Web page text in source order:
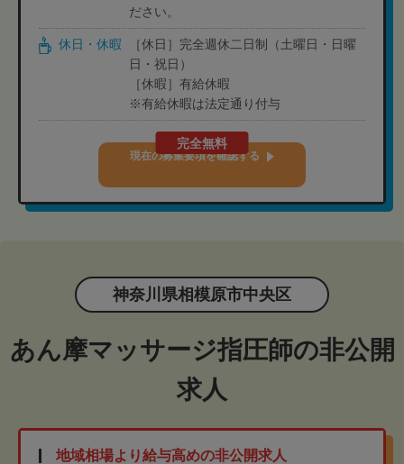
ださい。
休日・休暇
［休日］完全週休二日制（土曜日・日曜
日・祝日）
［休暇］有給休暇
※有給休暇は法定通り付与
完全無料
現在の募集要項を確認する
神奈川県相模原市中央区
あん摩マッサージ指圧師の非公開
求人
地域相場より給与高めの非公開求人